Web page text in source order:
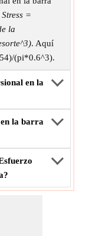
=
la
. Aquí
(pi*0.6^3).
en la
la barra